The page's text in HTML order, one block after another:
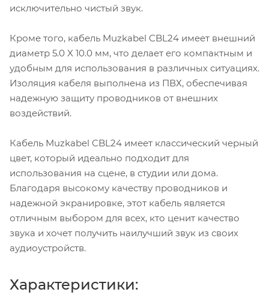
исключительно чистый звук.
Кроме того, кабель Muzkabel CBL24 имеет внешний
диаметр 5.0 X 10.0 мм, что делает его компактным и
удобным для использования в различных ситуациях.
Изоляция кабеля выполнена из ПВХ, обеспечивая
надежную защиту проводников от внешних
воздействий.
Кабель Muzkabel CBL24 имеет классический черный
цвет, который идеально подходит для
использования на сцене, в студии или дома.
Благодаря высокому качеству проводников и
надежной экранировке, этот кабель является
отличным выбором для всех, кто ценит качество
звука и хочет получить наилучший звук из своих
аудиоустройств.
Характеристики: